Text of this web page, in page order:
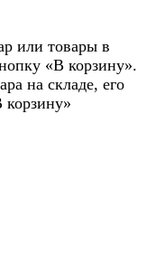
или товары в
«В корзину».
на складе, его
корзину»